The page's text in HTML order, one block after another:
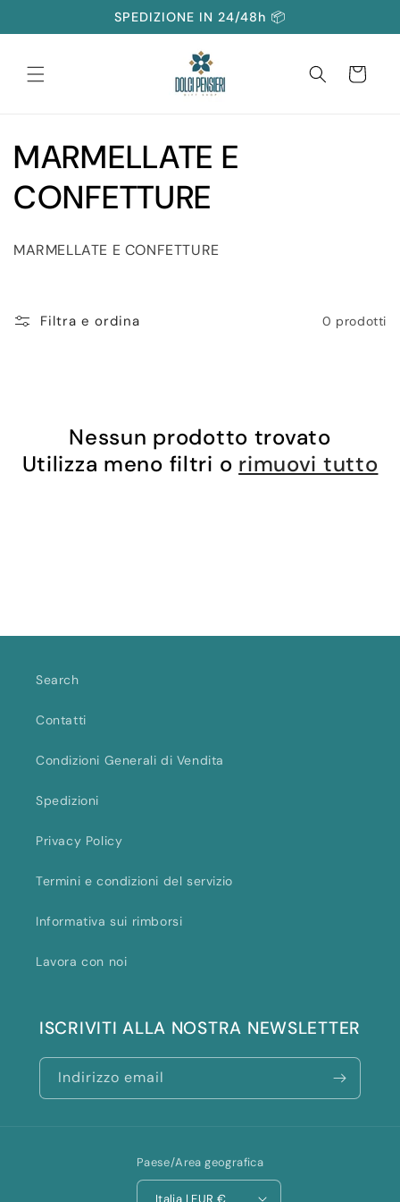
ai contenuti
SPEDIZIONE IN 24/48h 📦
Carrello
C
o
l
e
n
MARMELLATE E
CONFETTURE
MARMELLATE E CONFETTURE
Filtra e ordina 0 prodotti
Nessun prodotto trovato
Utilizza meno filtri o rimuovi tutto
Search
Contatti
Condizioni Generali di Vendita
Spedizioni
Privacy Policy
Termini e condizioni del servizio
Informativa sui rimborsi
Lavora con noi
ISCRIVITI ALLA NOSTRA NEWSLETTER
Indirizzo email
Paese/Area geografica
Italia | EUR €